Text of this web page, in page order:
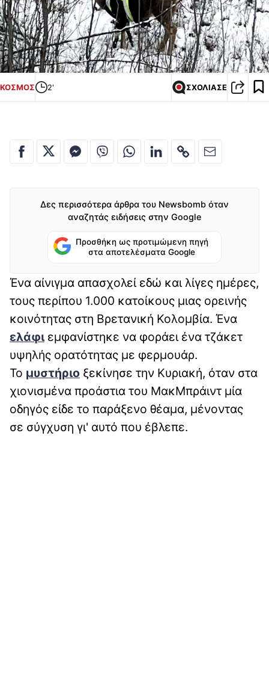
ΚΟΣΜΟΣ 2' ΣΧΟΛΙΑΣΕ
Δες περισσότερα άρθρα του Newsbomb όταν
αναζητάς ειδήσεις στην Google
Προσθήκη ως προτιμώμενη πηγή
στα αποτελέσματα Google
Ένα αίνιγμα απασχολεί εδώ και λίγες ημέρες,
τους περίπου 1.000 κατοίκους μιας ορεινής
κοινότητας στη Βρετανική Κολομβία. Ένα
ελάφιεμφανίστηκε να φοράει ένα τζάκετ
υψηλής ορατότητας με φερμουάρ.
Το μυστήριο ξεκίνησε την Κυριακή, όταν στα
χιονισμένα προάστια του ΜακΜπράιντ μία
οδηγός είδε το παράξενο θέαμα, μένοντας
σε σύγχυση γι' αυτό που έβλεπε.